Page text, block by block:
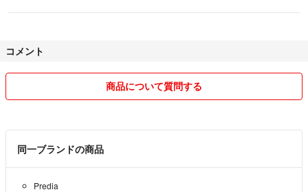
コメント
商品について質問する
同一ブランドの商品
Predia